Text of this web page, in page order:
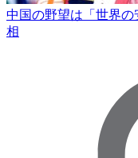
中国の野望は「世界
相